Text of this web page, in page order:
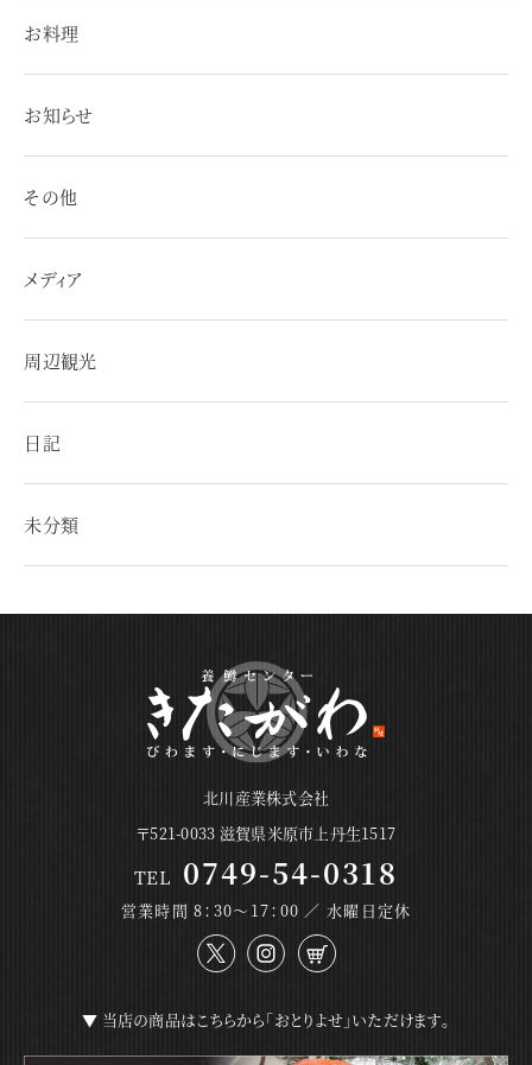
お料理
お知らせ
その他
メディア
周辺観光
日記
未分類
北川産業株式会社
〒521-0033 滋賀県米原市上丹生1517
TEL 0749-54-0318
営業時間 8：30～17：00 ／ 水曜日定休
▼ 当店の商品はこちらから「おとりよせ」いただけます。